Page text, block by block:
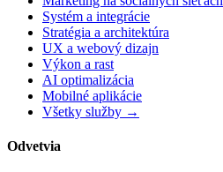
Systém a integrácie
Stratégia a architektúra
UX a webový dizajn
Výkon a rast
AI optimalizácia
Mobilné aplikácie
Všetky služby →
Odvetvia